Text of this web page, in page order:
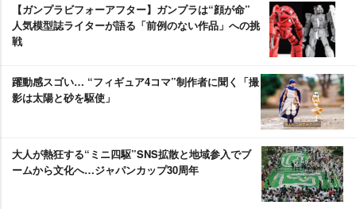
【ガンプラビフォーアフター】ガンプラは“顔が命”
人気模型誌ライターが語る「前例のない作品」への挑
戦
躍動感スゴい… “フィギュア4コマ”制作者に聞く「撮
影は太陽と砂を駆使」
大人が熱狂する“ミニ四駆”SNS拡散と地域参入でブ
ームから文化へ…ジャパンカップ30周年